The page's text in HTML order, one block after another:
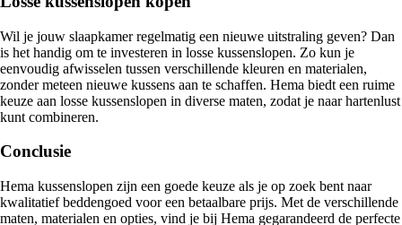
Wil je jouw slaapkamer regelmatig een nieuwe uitstraling geven? Dan
is het handig om te investeren in losse kussenslopen. Zo kun je
eenvoudig afwisselen tussen verschillende kleuren en materialen,
zonder meteen nieuwe kussens aan te schaffen. Hema biedt een ruime
keuze aan losse kussenslopen in diverse maten, zodat je naar hartenlust
kunt combineren.
Conclusie
Hema kussenslopen zijn een goede keuze als je op zoek bent naar
kwalitatief beddengoed voor een betaalbare prijs. Met de verschillende
maten, materialen en opties, vind je bij Hema gegarandeerd de perfecte